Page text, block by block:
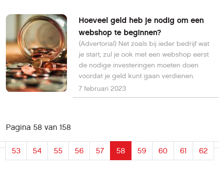
Hoeveel geld heb je nodig om een
webshop te beginnen?
(Advertorial) Net zoals bij ieder bedrijf wat
je start, zul je ook met een webshop eerst
de nodige investeringen moeten doen
voordat je geld kunt gaan verdienen.
7 februari 2023
Pagina 58 van 158
53 54 55 56 57 58 59 60 61 62